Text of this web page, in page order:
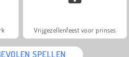
Vrijgezellenfeest voor prinses
SPELLEN